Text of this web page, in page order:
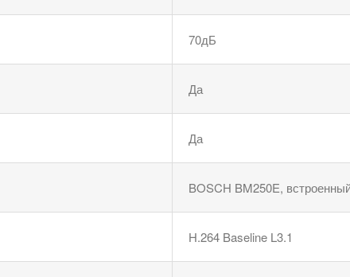
70дБ
Да
Да
BOSCH BM250E,
H.264 Baseline L3.1